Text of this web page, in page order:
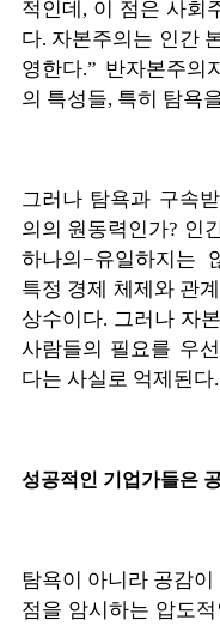
적인데 , 이 점은 사회
다. 자본주의는 인간
영한다.” 반자본주의
의 특성들, 특히 탐욕
그러나 탐욕과 구속
의의 원동력인가? 인
하나의−유일하지는
특정 경제 체제와 관
상수이다. 그러나 자
사람들의 필요를 우
다는 사실로 억제된다.
성공적인 기업가들은
탐욕이 아니라 공감
점을 암시하는 압도